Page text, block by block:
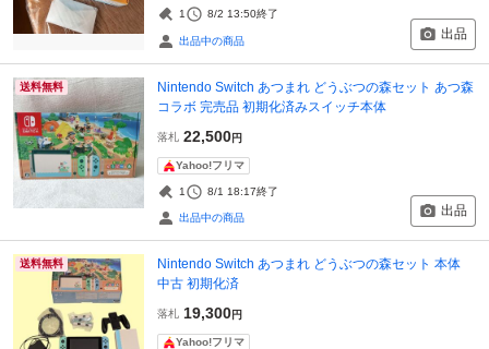
1 8/2 13:50終了
出品中の商品 出品
送料無料
Nintendo Switch あつまれ どうぶつの森セット あつ森
コラボ 完売品 初期化済みスイッチ本体
落札 22,500円
Yahoo!フリマ
1 8/1 18:17終了
出品中の商品 出品
送料無料
Nintendo Switch あつまれ どうぶつの森セット 本体
中古 初期化済
落札 19,300円
Yahoo!フリマ